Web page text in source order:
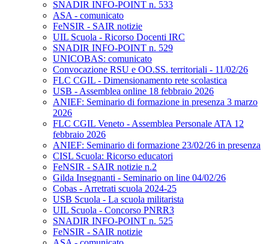
SNADIR INFO-POINT n. 533
ASA - comunicato
FeNSIR - SAIR notizie
UIL Scuola - Ricorso Docenti IRC
SNADIR INFO-POINT n. 529
UNICOBAS: comunicato
Convocazione RSU e OO.SS. territoriali - 11/02/26
FLC CGIL - Dimensionamento rete scolastica
USB - Assemblea online 18 febbraio 2026
ANIEF: Seminario di formazione in presenza 3 marzo
2026
FLC CGIL Veneto - Assemblea Personale ATA 12
febbraio 2026
ANIEF: Seminario di formazione 23/02/26 in presenza
CISL Scuola: Ricorso educatori
FeNSIR - SAIR notizie n.2
Gilda Insegnanti - Seminario on line 04/02/26
Cobas - Arretrati scuola 2024-25
USB Scuola - La scuola militarista
UIL Scuola - Concorso PNRR3
SNADIR INFO-POINT n. 525
FeNSIR - SAIR notizie